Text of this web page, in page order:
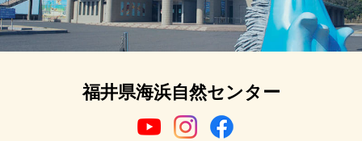
福井県海浜自然センター